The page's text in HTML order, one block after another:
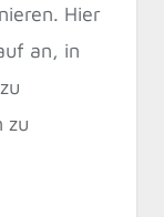
Hier
an, in
zu